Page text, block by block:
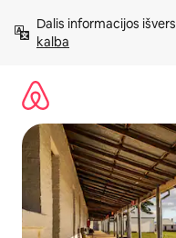
prie
turinio
Dalis informacijos
kalba